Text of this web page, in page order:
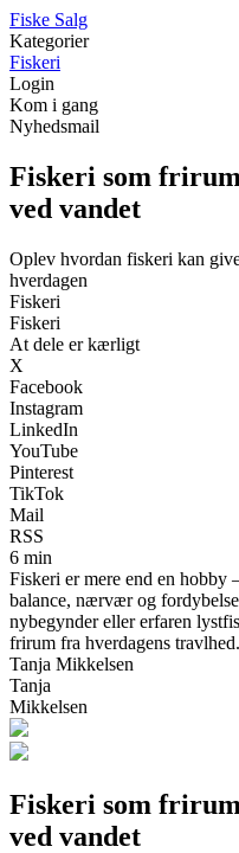
Fiske Salg
Kategorier
Fiskeri
Login
Kom i gang
Nyhedsmail
Fiskeri som
ved vandet
Oplev hvordan fiskeri kan
hverdagen
Fiskeri
Fiskeri
At dele er kærligt
X
Facebook
Instagram
LinkedIn
YouTube
Pinterest
TikTok
Mail
RSS
6 min
Fiskeri er mere end en hobby
balance, nærvær og
nybegynder eller erfaren
frirum fra hverdagens travlhed.
Tanja Mikkelsen
Tanja
Mikkelsen
Fiskeri som
ved vandet